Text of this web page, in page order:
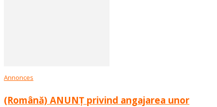
Annonces
(Română) ANUNȚ privind angajarea unor